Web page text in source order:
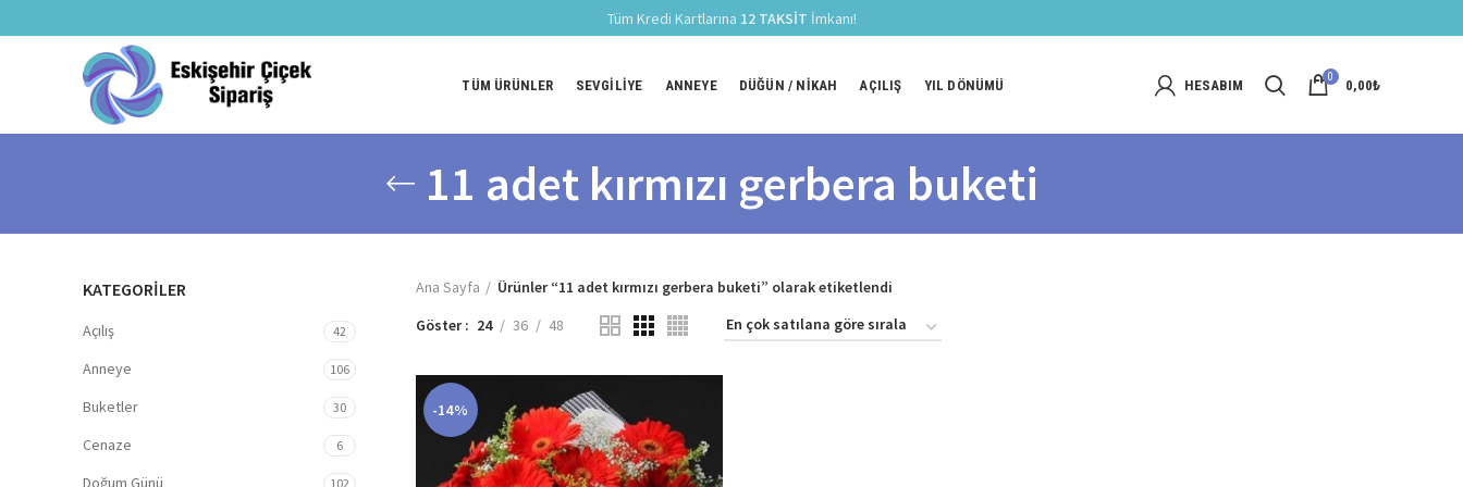
TÜM ÜRÜNLER SEVGILIYE ANNEYE DÜĞÜN / NIKAH AÇILIŞ YIL DÖNÜMÜ HESABIM 0 0,00₺
11 adet kırmızı gerbera buketi
KATEGORİLER
Açılış 42
Anneye 106
Buketler 30
Cenaze 6
Doğum Günü 102
Ana Sayfa
Ürünler “11 adet kırmızı gerbera buketi” olarak etiketlendi
Göster
24 36 48
-14%
Tüm Kredi Kartlarına 12 TAKSİT İmkanı!